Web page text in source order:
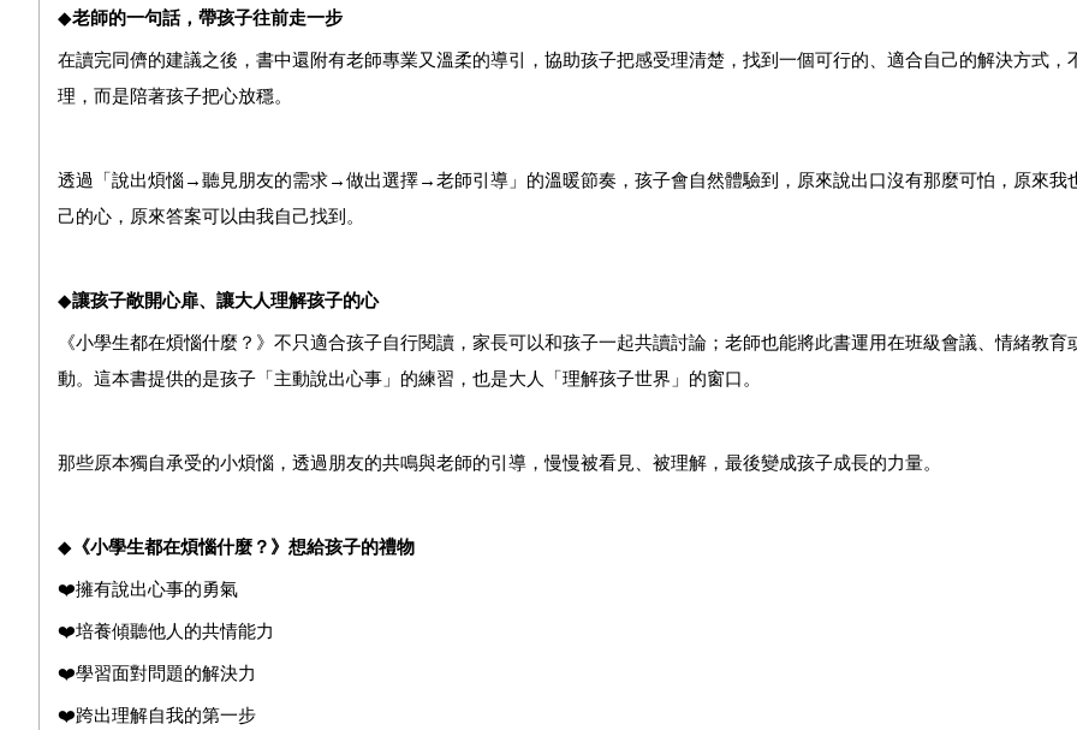
◆老師的一句話，帶孩子往前走一步
在讀完同儕的建議之後，書中還附有老師專業又溫柔的導引，協助孩子把感受理清楚，找到一個可行的、適合自己的解決方式，
理，而是陪著孩子把心放穩。
透過「說出煩惱→聽見朋友的需求→做出選擇→老師引導」的溫暖節奏，孩子會自然體驗到，原來說出口沒有那麼可怕，原來我
己的心，原來答案可以由我自己找到。
◆讓孩子敞開心扉、讓大人理解孩子的心
《小學生都在煩惱什麼？》不只適合孩子自行閱讀，家長可以和孩子一起共讀討論；老師也能將此書運用在班級會議、情緒教育
動。這本書提供的是孩子「主動說出心事」的練習，也是大人「理解孩子世界」的窗口。
那些原本獨自承受的小煩惱，透過朋友的共鳴與老師的引導，慢慢被看見、被理解，最後變成孩子成長的力量。
◆ 《小學生都在煩惱什麼？》想給孩子的禮物
❤️擁有說出心事的勇氣
❤️培養傾聽他人的共情能力
❤️學習面對問題的解決力
❤️跨出理解自我的第一步